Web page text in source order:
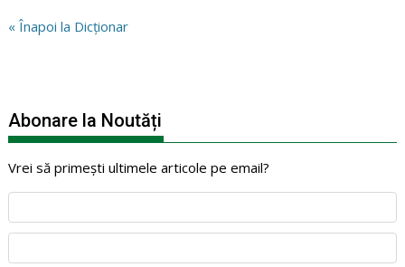
« Înapoi la Dicționar
Abonare la Noutăți
Vrei să primești ultimele articole pe email?